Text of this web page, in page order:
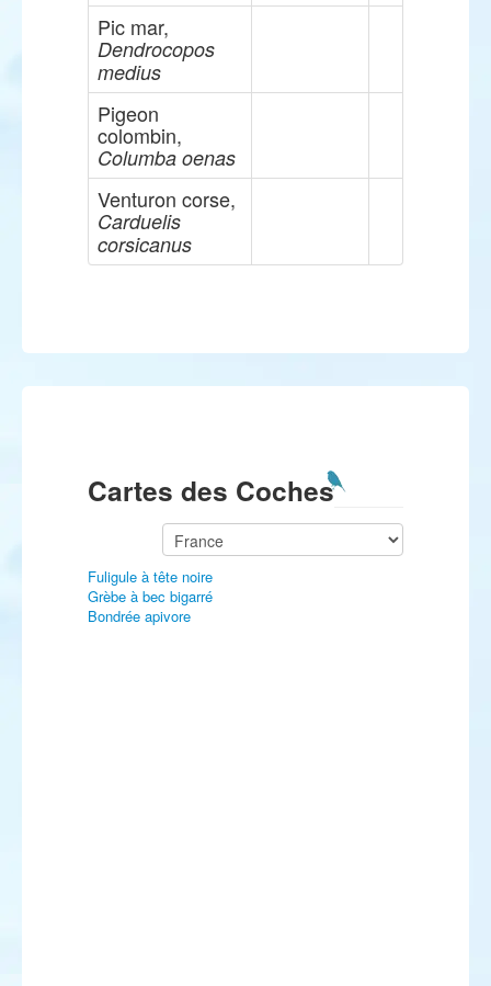
Pic mar,
Dendrocopos
medius
Pigeon
colombin,
Columba oenas
Venturon corse,
Carduelis
corsicanus
Cartes des Coches
Fuligule à tête noire
Grèbe à bec bigarré
Bondrée apivore